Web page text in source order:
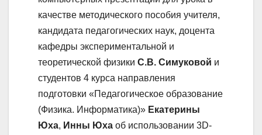
качестве методического пособия учителя,
кандидата педагогических наук, доцента
кафедры экспериментальной и
теоретической физики С.В. Симуковой и
студентов 4 курса направления
подготовки «Педагогическое образование
(Физика. Информатика)» Екатерины
Юха, Инны Юха об использовании 3D-